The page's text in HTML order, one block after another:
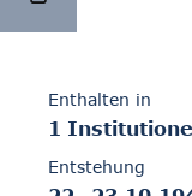
Enthalten in
1
Entstehung